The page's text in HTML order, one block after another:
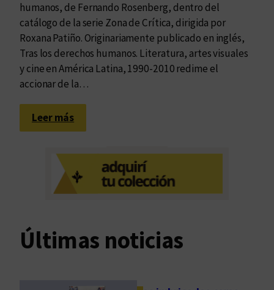
humanos, de Fernando Rosenberg, dentro del
catálogo de la serie Zona de Crítica, dirigida por
Roxana Patiño. Originariamente publicado en inglés,
Tras los derechos humanos. Literatura, artes visuales
y cine en América Latina, 1990-2010 redime el
accionar de la…
Leer más:
N
r
a
v
e
Últimas noticias